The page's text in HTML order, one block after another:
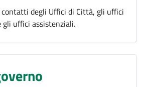
degli Uffici di Città, gli uffici
gli uffici assistenziali.